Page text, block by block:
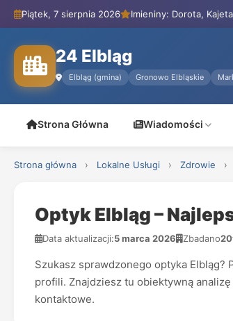
Piątek, 7 sierpnia 2026 Imieniny: Dorota,
24 Elbląg
Elbląg (gmina) Gronowo Elbląskie
Strona Główna Wiadomości
Strona główna › Lokalne Usługi › Zdrowie ›
Optyk Elbląg –
Data aktualizacji:5 marca 2026 Zbadano20
Szukasz sprawdzonego optyka
profili. Znajdziesz tu obiektywną
kontaktowe.